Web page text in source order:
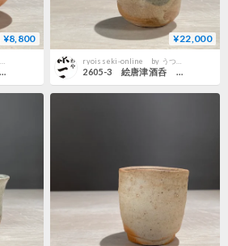
¥8,800
ryoisseki-online by うつわや涼一石
2605-6 伊部盃 陶工房斿（金重陽作）
¥22,000
ryoisseki-online by うつわや涼一石
2605-3 絵唐津酒呑 安永頼山